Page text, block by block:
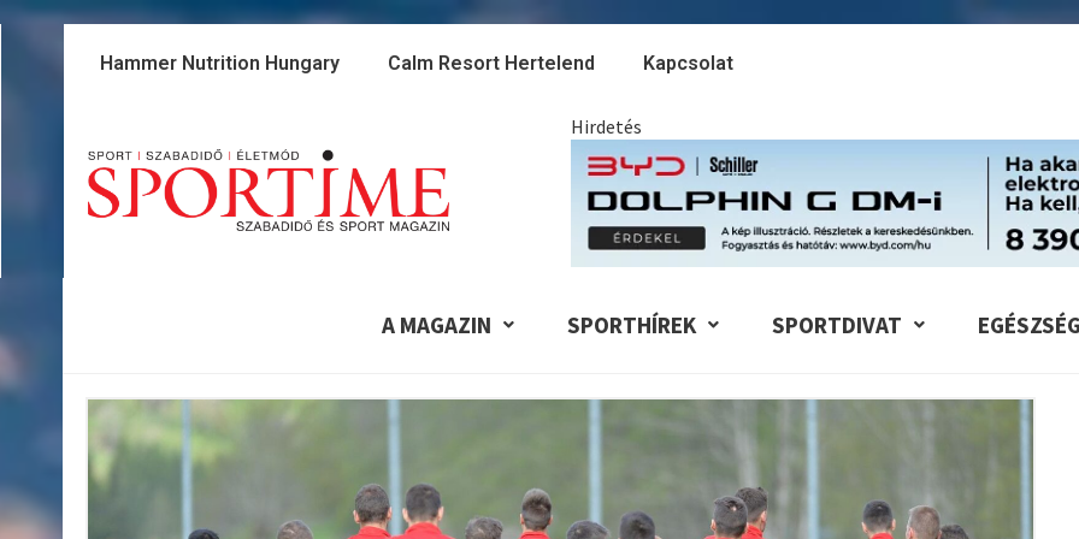
Skip
Hammer Nutrition Hungary Calm Resort Hertelend Kapcsolat
Hirdetés
A MAGAZIN SPORTHÍREK SPORTDIVAT EGÉSZSÉG